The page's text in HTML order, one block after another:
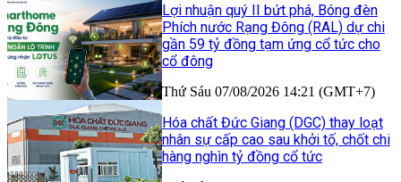
Lợi nhuận quý II bứt phá, Bóng đèn
Phích nước Rạng Đông (RAL) dự chi
gần 59 tỷ đồng tạm ứng cổ tức cho
cổ đông
Thứ Sáu 07/08/2026 14:21 (GMT+7)
Hóa chất Đức Giang (DGC) thay loạt
nhân sự cấp cao sau khởi tố, chốt chi
hàng nghìn tỷ đồng cổ tức